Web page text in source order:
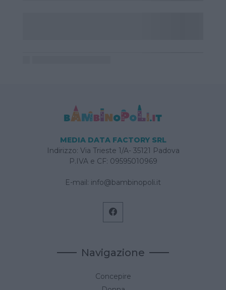
MEDIA DATA FACTORY SRL
Indirizzo: Via Trieste 1/A- 35121 Padova
P.IVA e CF: 09595010969
E-mail: info@bambinopoli.it
Navigazione
Concepire